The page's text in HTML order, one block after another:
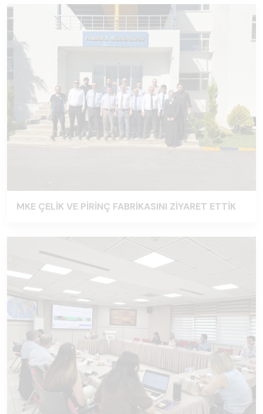
MKE ÇELİK VE PİRİNÇ FABRİKASINI ZİYARET ETTİK